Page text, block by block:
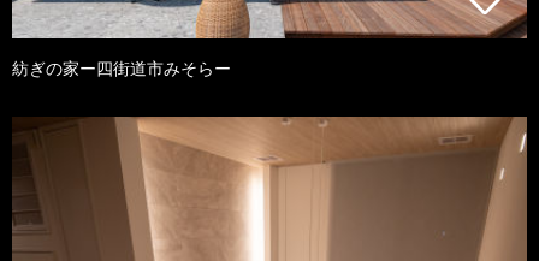
紡ぎの家ー四街道市みそらー